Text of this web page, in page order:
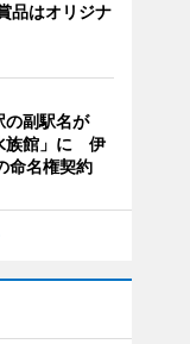
品はオリジナ
の副駅名が
族館」に 伊
命名権契約